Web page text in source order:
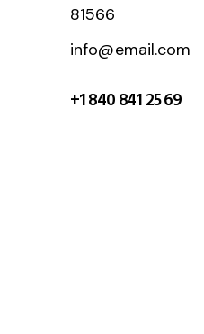
81566
info@email.com
+1 840 841 25 69